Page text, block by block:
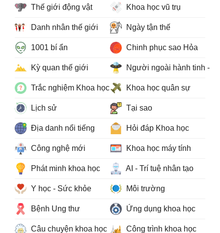
Thế giới động vật Khoa học vũ trụ
Danh nhân thế giới Ngày tận thế
1001 bí ẩn Chinh phục sao Hỏa
Kỳ quan thế giới Người ngoài hành tinh -
Trắc nghiệm Khoa học Khoa học quân sự
Lịch sử Tại sao
Địa danh nổi tiếng Hỏi đáp Khoa học
Công nghệ mới Khoa học máy tính
Phát minh khoa học AI - Trí tuệ nhân tạo
Y học - Sức khỏe Môi trường
Bệnh Ung thư Ứng dụng khoa học
Câu chuyện khoa học Công trình khoa học